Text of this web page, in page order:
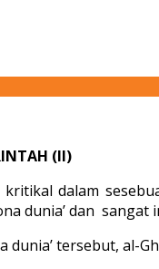
(II)
dalam
dunia’ dan
dunia’ tersebut, al-